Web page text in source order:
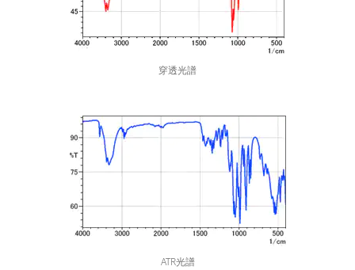
穿透光譜
ATR光譜